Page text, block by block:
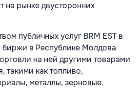
на рынке двусторонних
публичных услуг BRM EST в
биржи в Республике Молдова
на ней другими товарами
такими как топливо,
металлы, зерновые.